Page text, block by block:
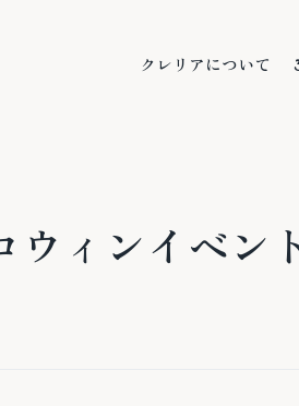
クレリアについて
ウィンイベン